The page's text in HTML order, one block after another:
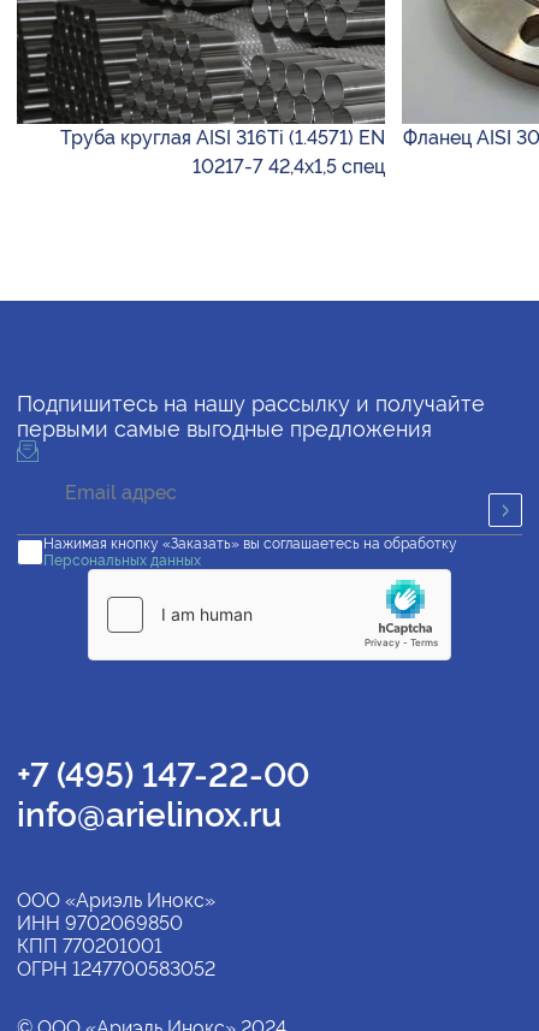
Труба круглая AISI 316Ti (1.4571) EN
10217-7 42,4х1,5 спец
Фланец AISI
Подпишитесь на нашу рассылку и получайте
первыми самые выгодные предложения
Нажимая кнопку «Заказать» вы соглашаетесь на обработку
Персональных данных
+7 (495) 147-22-00
info@arielinox.ru
ООО «Ариэль Инокс»
ИНН 9702069850
КПП 770201001
ОГРН 1247700583052